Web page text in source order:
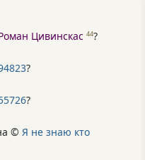
Цивинскас 44?
?
?
© Я не знаю кто